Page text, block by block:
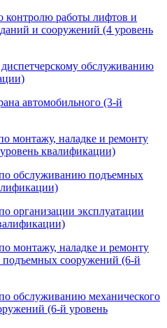
контролю работы лифтов и
и сооружений (4 уровень
обслуживанию
автомобильного (3-й
монтажу, наладке и ремонту
квалификации)
обслуживанию подъемных
организации эксплуатации
монтажу, наладке и ремонту
подъемных сооружений (6-й
обслуживанию механического
(6-й уровень